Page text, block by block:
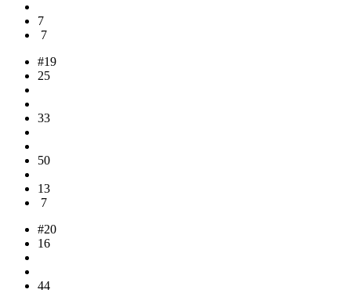
7
7
#19
25
33
50
13
7
#20
16
44